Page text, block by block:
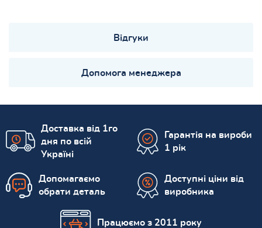
Відгуки
Допомога менеджера
Доставка від 1го
дня по всій
Україні
Гарантія на вироби
1 рік
Допомагаємо
обрати деталь
Доступні ціни від
виробника
Працюємо з 2011 року